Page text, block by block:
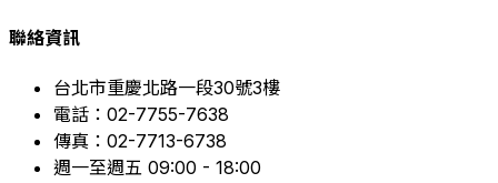
聯絡資訊
台北市重慶北路一段30號3樓
電話：02-7755-7638
傳真：02-7713-6738
週一至週五 09:00 - 18:00